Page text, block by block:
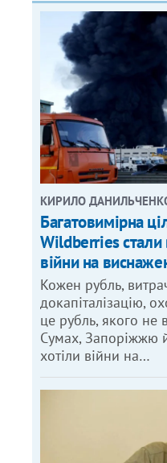
КИРИЛО
Багатовимірна
Wildberries
війни на
Кожен рубль,
докапіталізацію,
це рубль, якого не
Сумах, Запоріжжю
хотіли війни на…